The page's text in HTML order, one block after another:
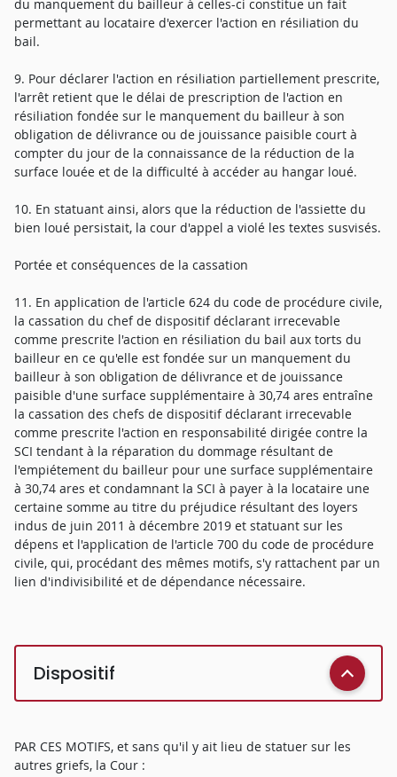
du manquement du bailleur à celles-ci constitue un fait
permettant au locataire d'exercer l'action en résiliation du
bail.
9. Pour déclarer l'action en résiliation partiellement prescrite,
l'arrêt retient que le délai de prescription de l'action en
résiliation fondée sur le manquement du bailleur à son
obligation de délivrance ou de jouissance paisible court à
compter du jour de la connaissance de la réduction de la
surface louée et de la difficulté à accéder au hangar loué.
10. En statuant ainsi, alors que la réduction de l'assiette du
bien loué persistait, la cour d'appel a violé les textes susvisés.
Portée et conséquences de la cassation
11. En application de l'article 624 du code de procédure civile,
la cassation du chef de dispositif déclarant irrecevable
comme prescrite l'action en résiliation du bail aux torts du
bailleur en ce qu'elle est fondée sur un manquement du
bailleur à son obligation de délivrance et de jouissance
paisible d'une surface supplémentaire à 30,74 ares entraîne
la cassation des chefs de dispositif déclarant irrecevable
comme prescrite l'action en responsabilité dirigée contre la
SCI tendant à la réparation du dommage résultant de
l'empiétement du bailleur pour une surface supplémentaire
à 30,74 ares et condamnant la SCI à payer à la locataire une
certaine somme au titre du préjudice résultant des loyers
indus de juin 2011 à décembre 2019 et statuant sur les
dépens et l'application de l'article 700 du code de procédure
civile, qui, procédant des mêmes motifs, s'y rattachent par un
lien d'indivisibilité et de dépendance nécessaire.
Dispositif
PAR CES MOTIFS, et sans qu'il y ait lieu de statuer sur les
autres griefs, la Cour :